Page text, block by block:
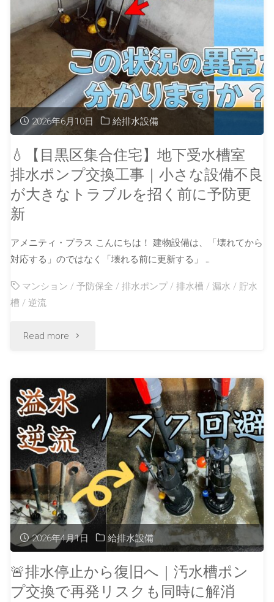
2026年6月10日 給排水設備
💧【目黒区集合住宅】地下受水槽室
排水ポンプ交換工事｜小さな設備不良
が大きなトラブルを招く前に予防更
新
アメニティ・プラス こんにちは！ 建物設備は、「壊れてから
対応する」のではなく「壊れる前に更新する」 …
マンション /予防保全 /排水ポンプ/排水槽 /漏水 / 貯水
槽 /逆流
Read more
2026年4月1日 給排水設備
🚨排水停止から復旧へ｜汚水槽ポン
プ交換で再発リスクも同時に解消